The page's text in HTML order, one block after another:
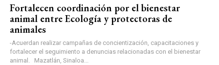
Fortalecen coordinación por el bienestar
animal entre Ecología y protectoras de
animales
-Acuerdan realizar campañas de concientización, capacitaciones y
fortalecer el seguimiento a denuncias relacionadas con el bienestar
animal. Mazatlán, Sinaloa...